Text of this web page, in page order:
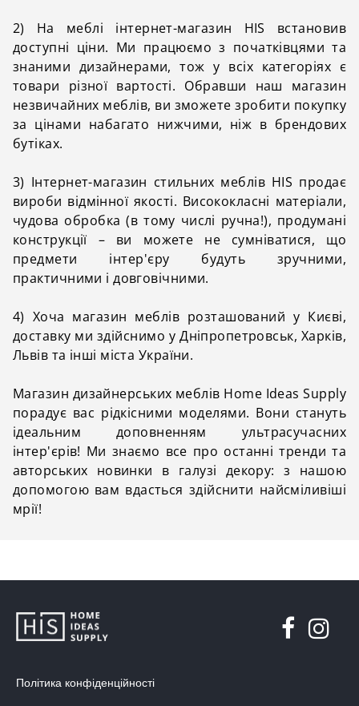
2) На меблі інтернет-магазин HIS встановив
доступні ціни. Ми працюємо з початківцями та
знаними дизайнерами, тож у всіх категоріях є
товари різної вартості. Обравши наш магазин
незвичайних меблів, ви зможете зробити покупку
за цінами набагато нижчими, ніж в брендових
бутіках.
3) Інтернет-магазин стильних меблів HIS продає
вироби відмінної якості. Висококласні матеріали,
чудова обробка (в тому числі ручна!), продумані
конструкції – ви можете не сумніватися, що
предмети інтер'єру будуть зручними,
практичними і довговічними.
4) Хоча магазин меблів розташований у Києві,
доставку ми здійснимо у Дніпропетровськ, Харків,
Львів та інші міста України.
Магазин дизайнерських меблів Home Ideas Supply
порадує вас рідкісними моделями. Вони стануть
ідеальним доповненням ультрасучасних
інтер'єрів! Ми знаємо все про останні тренди та
авторських новинки в галузі декору: з нашою
допомогою вам вдасться здійснити найсміливіші
мрії!
Політика конфіденційності